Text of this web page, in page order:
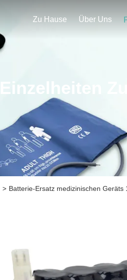
Zu Hause Über Uns
Einzelheiten
> Batterie-Ersatz medizinischen Geräts